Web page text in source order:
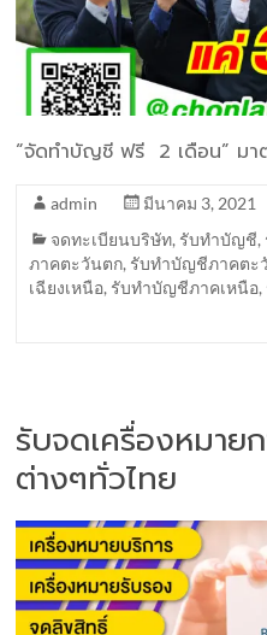
“จัดทำบัญชี ฟรี 2 เดือน” มา
admin
มีนาคม 3, 2021
จดทะเบียนบริษัท, รับทำบัญชี,
ภาคตะวันตก, รับทำบัญชีภาคตะ
เฉียงเหนือ, รับทำบัญชีภาคเหนือ,
รับจดเครื่องหมาย
ต่างๆทั่วไทย